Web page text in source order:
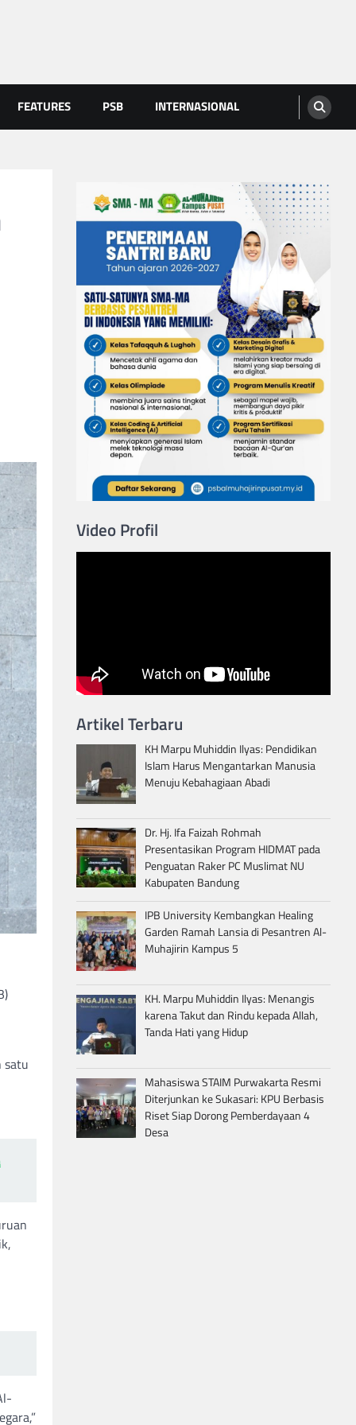
FEATURES PSB INTERNASIONAL
satu
Video Profil
Artikel Terbaru
KH Marpu Muhiddin Ilyas: Pendidikan
Islam Harus Mengantarkan Manusia
Menuju Kebahagiaan Abadi
Dr. Hj. Ifa Faizah Rohmah
Presentasikan Program HIDMAT pada
Penguatan Raker PC Muslimat NU
Kabupaten Bandung
IPB University Kembangkan Healing
Garden Ramah Lansia di Pesantren Al-
Muhajirin Kampus 5
KH. Marpu Muhiddin Ilyas: Menangis
karena Takut dan Rindu kepada Allah,
Tanda Hati yang Hidup
Mahasiswa STAIM Purwakarta Resmi
Diterjunkan ke Sukasari: KPU Berbasis
Riset Siap Dorong Pemberdayaan 4
Desa